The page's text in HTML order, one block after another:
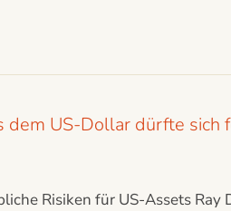
US-Dollar dürfte sich
Risiken für US-Assets